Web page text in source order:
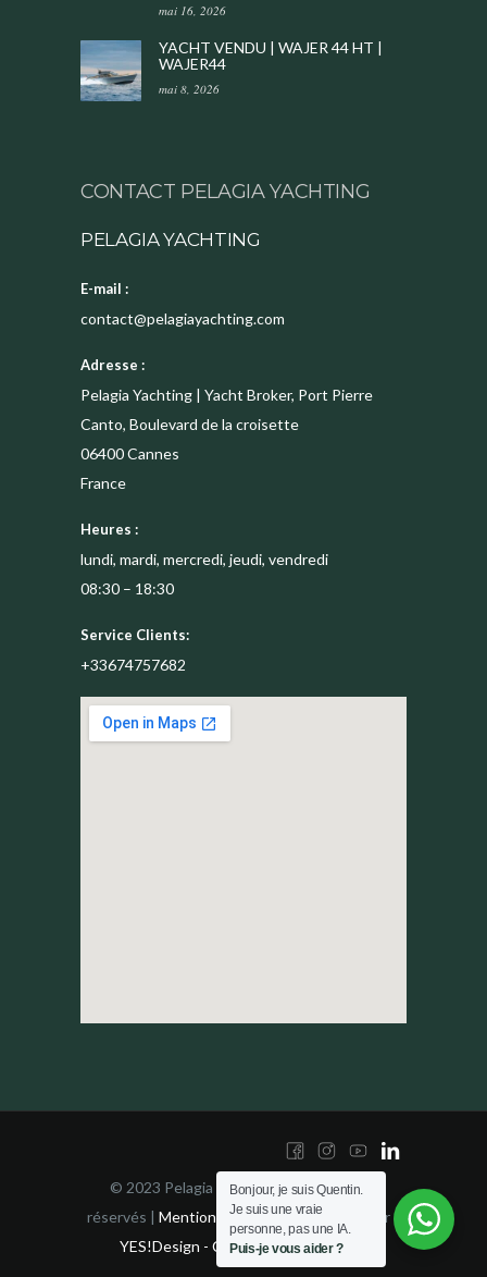
mai 16, 2026
YACHT VENDU | WAJER 44 HT |
WAJER44
mai 8, 2026
CONTACT PELAGIA YACHTING
PELAGIA YACHTING
E-mail :
contact@pelagiayachting.com
Adresse :
Pelagia Yachting | Yacht Broker, Port Pierre
Canto, Boulevard de la croisette
06400Cannes
France
Heures :
lundi, mardi, mercredi, jeudi, vendredi
08:30 – 18:30
Service Clients:
+33674757682
© 2023 Pelagia Yachting | Tous droits
réservés | Mentions Légales| Développé par
YES!Design - Consultant SEO Nice
Bonjour, je suis Quentin.
Je suis une vraie
personne, pas une IA.
Puis-je vous aider ?